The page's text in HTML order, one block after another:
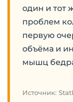
один и тот
проблем
первую
объёма и
мышц
Источник: